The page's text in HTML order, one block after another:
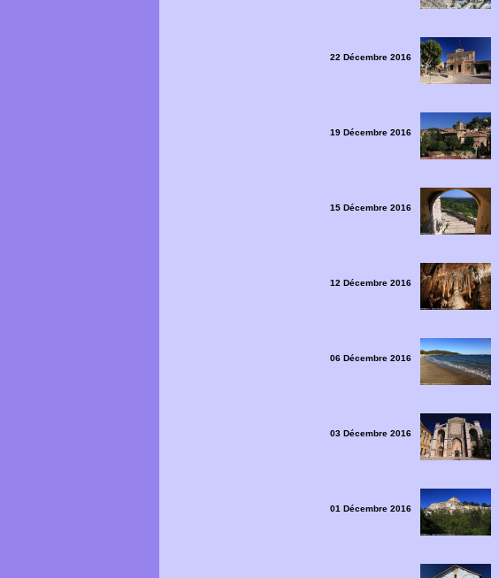
22 Décembre 2016
19 Décembre 2016
15 Décembre 2016
12 Décembre 2016
06 Décembre 2016
03 Décembre 2016
01 Décembre 2016